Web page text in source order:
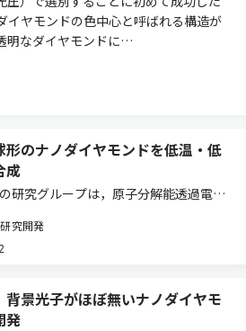
イヤモンドの色中心と呼ばれる構造が
明なダイヤモンドに…
形のナノダイヤモンドを低温・低
成
研究グループは，原子分解能透過電子
）の結晶に電子線照射することで，ナ
球形のダイヤモンドを合成することに
研究開発
背景光子がほぼ無いナノダイヤモ
発